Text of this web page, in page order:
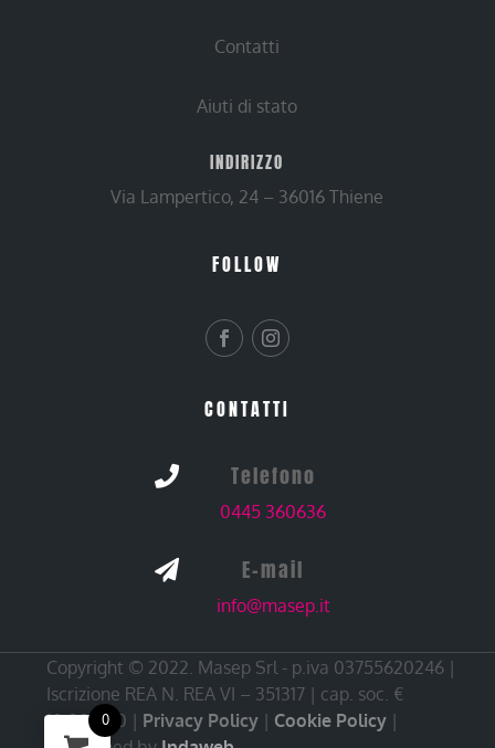
Contatti
Aiuti di stato
INDIRIZZO
Via Lampertico, 24 – 36016 Thiene
FOLLOW
CONTATTI
 Telefono
0445 360636
 E-mail
info@masep.it
Copyright © 2022. Masep Srl - p.iva 03755620246 |
Iscrizione REA N. REA VI – 351317 | cap. soc. €
10.000,00 | Privacy Policy | Cookie Policy |
0